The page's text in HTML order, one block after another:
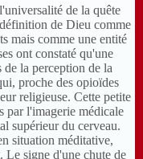
de la quête
de Dieu comme
mais comme une entité
ont constaté qu'une
de la perception de la
proche des opioïdes
religieuse. Cette petite
par l'imagerie médicale
supérieur du cerveau.
situation méditative,
Le signe d'une chute de